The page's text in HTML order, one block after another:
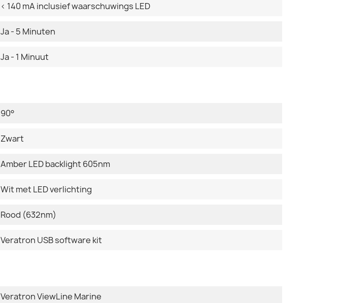
< 140 mA inclusief waarschuwings LED
Ja - 5 Minuten
Ja - 1 Minuut
90°
Zwart
Amber LED backlight 605nm
Wit met LED verlichting
Rood (632nm)
Veratron USB software kit
Veratron ViewLine Marine